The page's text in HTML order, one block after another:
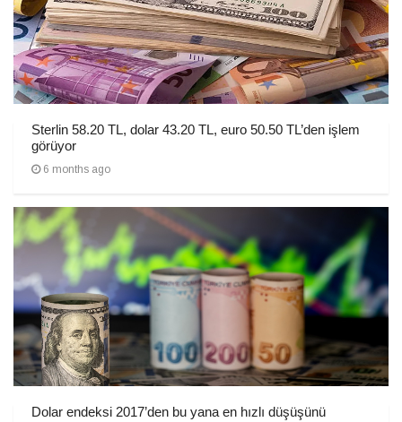
Sterlin 58.20 TL, dolar 43.20 TL, euro 50.50 TL’den işlem
görüyor
6 months ago
Dolar endeksi 2017’den bu yana en hızlı düşüşünü